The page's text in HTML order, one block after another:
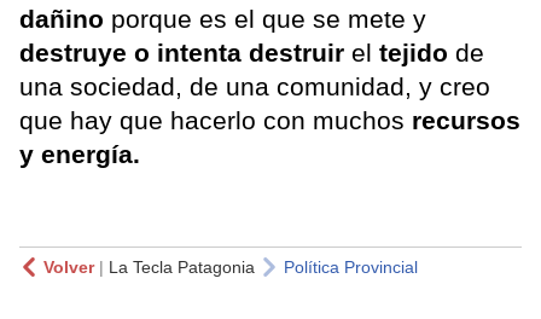
dañino porque es el que se mete y
destruye o intenta destruir el tejido de
una sociedad, de una comunidad, y creo
que hay que hacerlo con muchos recursos
y energía.
Volver| La Tecla Patagonia Política Provincial